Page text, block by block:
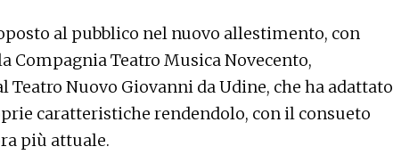
al pubblico nel nuovo allestimento, con
Compagnia Teatro Musica Novecento,
Nuovo Giovanni da Udine, che ha adattato
caratteristiche rendendolo, con il consueto
più attuale.